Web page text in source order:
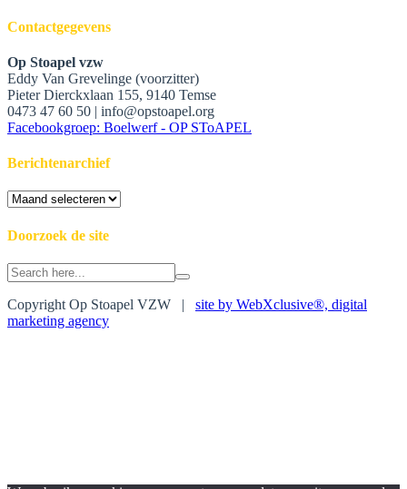
Contactgegevens
Op Stoapel vzw
Eddy Van Grevelinge (voorzitter)
Pieter Dierckxlaan 155, 9140 Temse
0473 47 60 50 | info@opstoapel.org
Facebookgroep: Boelwerf - OP SToAPEL
Berichtenarchief
Berichtenarchief
Doorzoek de site
Search
for:
Copyright Op Stoapel VZW | site by WebXclusive®, digital
marketing agency